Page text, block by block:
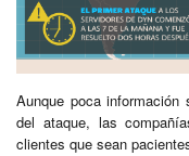
Aunque poca
del ataque, las
clientes que sean